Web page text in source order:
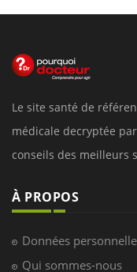
Le site santé de
médicale decryptée
conseils des meilleurs
À PROPOS
Données
Qui sommes-nous